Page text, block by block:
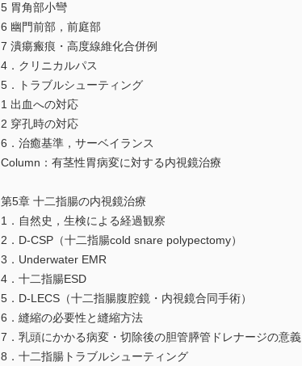
5 胃角部小彎
6 幽門前部，前庭部
7 潰瘍瘢痕・高度線維化合併例
4．クリニカルパス
5．トラブルシューティング
1 出血への対応
2 穿孔時の対応
6．治癒基準，サーベイランス
Column：有茎性胃病変に対する内視鏡治療
第5章 十二指腸の内視鏡治療
1．自然史，生検による経過観察
2．D-CSP（十二指腸cold snare polypectomy）
3．Underwater EMR
4．十二指腸ESD
5．D-LECS（十二指腸腹腔鏡・内視鏡合同手術）
6．縫縮の必要性と縫縮方法
7．乳頭にかかる病変・切除後の胆管膵管ドレナージの意義
8．十二指腸トラブルシューティング